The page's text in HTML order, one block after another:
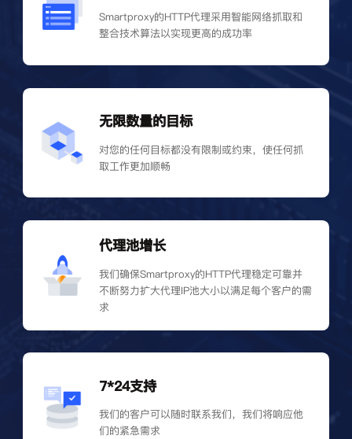
Smartproxy的HTTP代理采用智能网络抓取和
整合技术算法以实现更高的成功率
无限数量的目标
对您的任何目标都没有限制或约束，使任何抓
取工作更加顺畅
代理池增长
我们确保Smartproxy的HTTP代理稳定可靠并
不断努力扩大代理IP池大小以满足每个客户的需
求
7*24支持
我们的客户可以随时联系我们，我们将响应他
们的紧急需求